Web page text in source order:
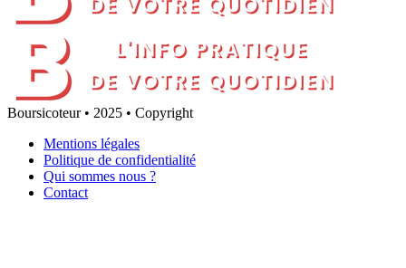
Boursicoteur • 2025 • Copyright
Mentions légales
Politique de confidentialité
Qui sommes nous ?
Contact